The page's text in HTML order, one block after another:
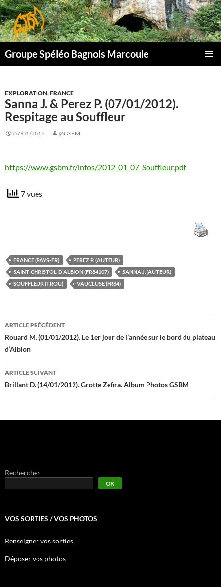
Aller
au
contenu
Groupe Spéléo Bagnols Marcoule
EXPLORATION,FRANCE
Sanna J. & Perez P. (07/01/2012).
Respitage au Souffleur
07/01/2012 @GSBM
https://www.gsbm.fr/infos/2012_01_07_Souffleur.pdf
7 vues
FRANCE (PAYS-FR)
PEREZ P. (AUTEUR)
SAINT-CHRISTOL-D'ALBION (FR84107)
SANNA J. (AUTEUR)
SOUFFLEUR (TROU)
VAUCLUSE (FR84)
Navigation
des
articles
ARTICLE PRÉCÉDENT
Rouard M. (01/01/2012). Le 1er jour de l’année sur le bord du plateau
d’Albion
ARTICLE SUIVANT
Brillant D. (14/01/2012). Grotte Zefira. Album Photos GSBM
Rechercher
OK
VOS SORTIES / VOS PHOTOS
Renseigner vos sorties
Déposer vos photos